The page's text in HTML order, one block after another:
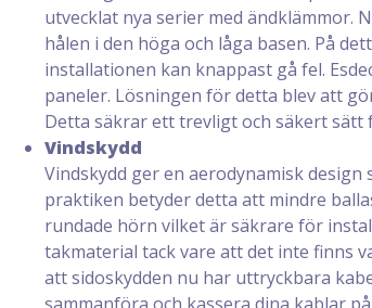
utvecklat nya serier med ändklämmor.
hålen i den höga och låga basen. På
installationen kan knappast gå fel.
paneler. Lösningen för detta blev att
Detta säkrar ett trevligt och säkert sätt
Vindskydd
Vindskydd ger en aerodynamisk
praktiken betyder detta att mindre
rundade hörn vilket är säkrare för
takmaterial tack vare att det inte finns
att sidoskydden nu har uttryckbara